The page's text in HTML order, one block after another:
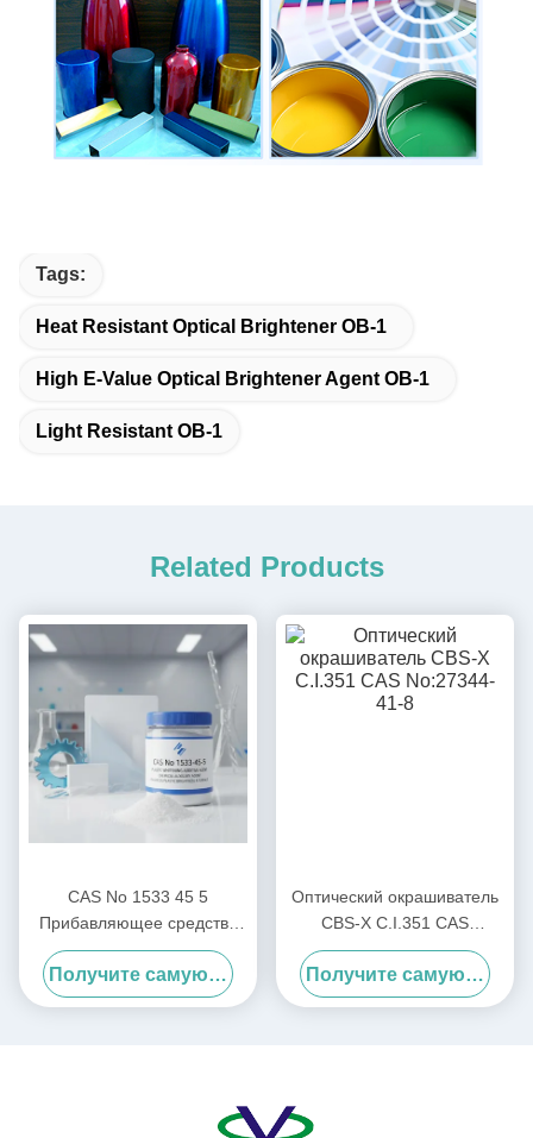
Tags:
Heat Resistant Optical Brightener OB-1
High E-Value Optical Brightener Agent OB-1
Light Resistant OB-1
Related Products
CAS No 1533 45 5
Прибавляющее средство
для отбеливания
пластмасс Химический
вспомогательный агент,
Получите самую лучшую цену
Оптический окрашиватель
CBS-X C.I.351 CAS
No:27344-41-8
Получите самую лучшую цену